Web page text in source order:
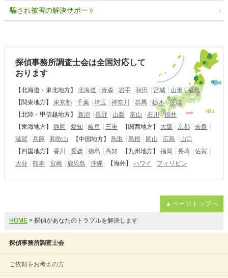
騙され被害の解決サポート
探偵事務所調査士会は全国対応して
おります
【北海道・東北地方】 北海道 青森 岩手 秋田 宮城 山形
福島
【関東地方】
東京都 千葉 埼玉 神奈川 群馬 栃木
茨城
【北陸・甲信越地方】
新潟 長野 山梨 富山 石川
福井
【東海地方】
静岡 愛知 岐阜 三重 【関西地方】 大阪 京都
奈良
滋賀
兵庫 和歌山 【中国地方】 鳥取 島根 岡山 広島
山口
【四国地方】
香川 愛媛 徳島 高知 【九州地方】 福岡 長崎
佐賀
大分
熊本 宮崎 鹿児島 沖縄 【海外】 ハワイ フィリピン
▲ページトップへ
HOME> 探偵があなたのトラブルを解決します
探偵事務所調査士会
ご依頼をお考えの方